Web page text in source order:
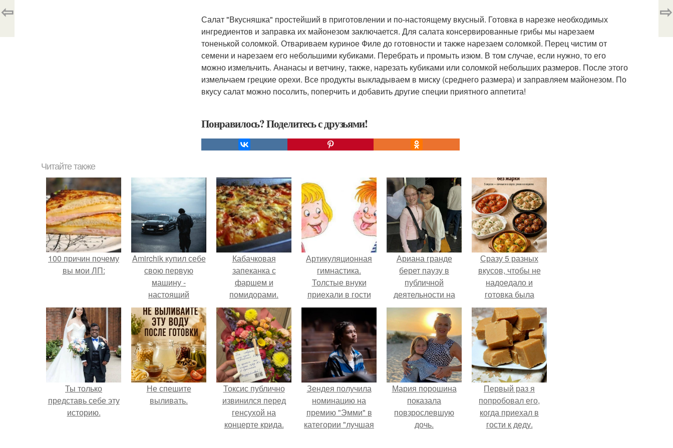
Салат "Вкусняшка" простейший в приготовлении и по-настоящему вкусный. Готовка в нарезке необходимых
ингредиентов и заправка их майонезом заключается. Для салата консервированные грибы мы нарезаем
тоненькой соломкой. Отвариваем куриное Филе до готовности и также нарезаем соломкой. Перец чистим от
семени и нарезаем его небольшими кубиками. Перебрать и промыть изюм. В том случае, если нужно, то его
можно измельчить. Ананасы и ветчину, также, нарезать кубиками или соломкой небольших размеров. После этого
измельчаем грецкие орехи. Все продукты выкладываем в миску (среднего размера) и заправляем майонезом. По
вкусу салат можно посолить, поперчить и добавить другие специи приятного аппетита!
Понравилось? Поделитесь с друзьями!
⇦ ⇨
Читайте также
100 причин почему
вы мои ЛП:
Amirchik купил себе
свою первую
машину -
настоящий
автомобиль мечты
для многих
автолюбителей.
Кабачковая
запеканка с
фаршем и
помидорами.
Артикуляционная
гимнастика.
Толстые внуки
приехали в гости
(надуваем щёки), с
ними худые - лишь
кожа да кости (мы
втягиваем щёки.
Ариана гранде
берет паузу в
публичной
деятельности на
фоне слухов о
своем здоровье.
Сразу 5 разных
вкусов, чтобы не
надоедало и
готовка была
проще.
Ты только
представь себе эту
историю.
Не спешите
выливать.
Токсис публично
извинился перед
генсухой на
концерте крида.
Зендея получила
номинацию на
премию "Эмми" в
категории "лучшая
Мария порошина
показала
повзрослевшую
дочь.
Первый раз я
попробовал его,
когда приехал в
гости к деду.